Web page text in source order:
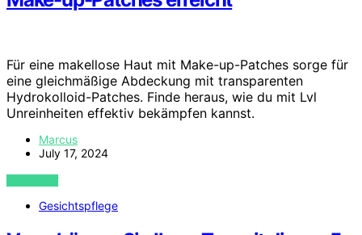
Für eine makellose Haut mit Make-up-Patches sorge für
eine gleichmäßige Abdeckung mit transparenten
Hydrokolloid-Patches. Finde heraus, wie du mit Lvl
Unreinheiten effektiv bekämpfen kannst.
Marcus
July 17, 2024
VIEW POST
Gesichtspflege